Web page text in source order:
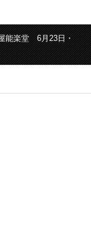
能楽堂 6月23日・